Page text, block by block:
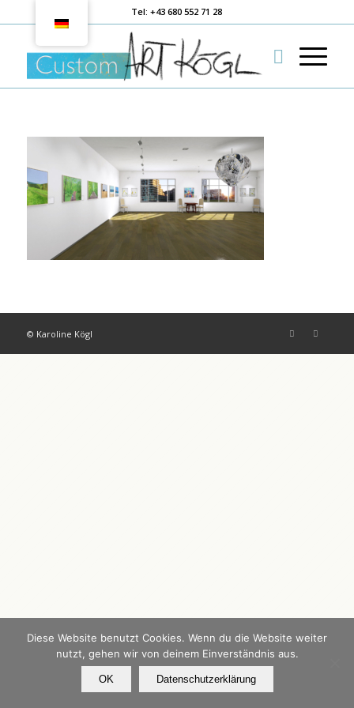
Tel: +43 680 552 71 28
© Karoline Kögl
Diese Website benutzt Cookies. Wenn du die Website weiter
nutzt, gehen wir von deinem Einverständnis aus.
OK Datenschutzerklärung